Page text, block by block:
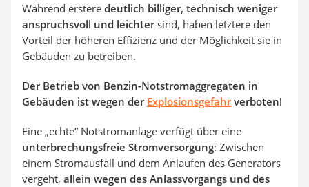
Während erstere deutlich billiger, technisch weniger
anspruchsvoll und leichtersind, haben letztere den
Vorteil der höheren Effizienz und der Möglichkeit sie in
Gebäuden zu betreiben.
Der Betrieb von Benzin-Notstromaggregaten in
Gebäuden ist wegen der Explosionsgefahrverboten!
Eine „echte“ Notstromanlage verfügt über eine
unterbrechungsfreie Stromversorgung: Zwischen
einem Stromausfall und dem Anlaufen des Generators
vergeht, allein wegen des Anlassvorgangs und des